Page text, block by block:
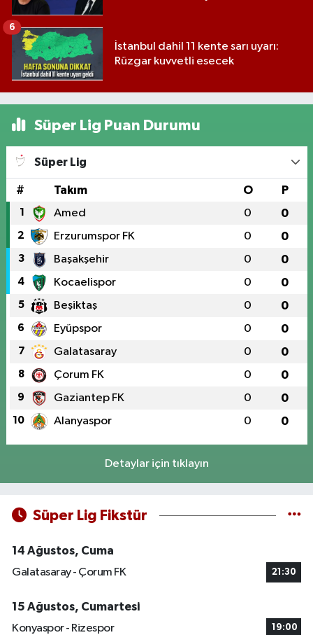
İstanbul dahil 11 kente sarı uyarı:
Rüzgar kuvvetli esecek
6
Süper Lig Puan Durumu
Süper Lig
# Takım O P
1 Amed 0 0
2 Erzurumspor FK 0 0
3 Başakşehir 0 0
4 Kocaelispor 0 0
5 Beşiktaş 0 0
6 Eyüpspor 0 0
7 Galatasaray 0 0
8 Çorum FK 0 0
9 Gaziantep FK 0 0
10 Alanyaspor 0 0
Detaylar için tıklayın
Süper Lig Fikstür
14 Ağustos, Cuma
Galatasaray - Çorum FK
21:30
15 Ağustos, Cumartesi
Konyaspor - Rizespor
19:00